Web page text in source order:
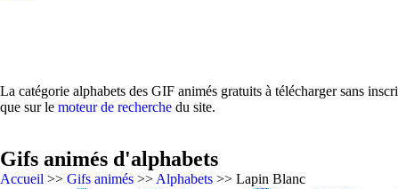
La catégorie alphabets des GIF animés gratuits à télécharger sans
que sur le moteur de recherche du site.
Gifs animés d'alphabets
Accueil >> Gifs animés >> Alphabets >> Lapin Blanc